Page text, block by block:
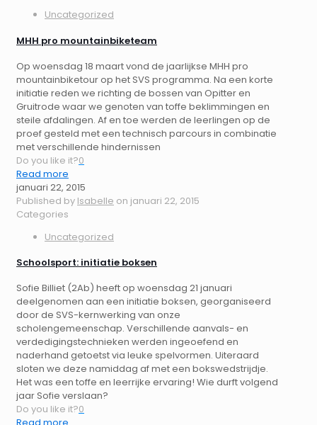
Uncategorized
MHH pro mountainbiketeam
Op woensdag 18 maart vond de jaarlijkse MHH pro
mountainbiketour op het SVS programma. Na een korte
initiatie reden we richting de bossen van Opitter en
Gruitrode waar we genoten van toffe beklimmingen en
steile afdalingen. Af en toe werden de leerlingen op de
proef gesteld met een technisch parcours in combinatie
met verschillende hindernissen
Do you like it?0
Read more
januari 22, 2015
Published by Isabelle on januari 22, 2015
Categories
Uncategorized
Schoolsport: initiatie boksen
Sofie Billiet (2Ab) heeft op woensdag 21 januari
deelgenomen aan een initiatie boksen, georganiseerd
door de SVS-kernwerking van onze
scholengemeenschap. Verschillende aanvals- en
verdedigingstechnieken werden ingeoefend en
naderhand getoetst via leuke spelvormen. Uiteraard
sloten we deze namiddag af met een bokswedstrijdje.
Het was een toffe en leerrijke ervaring! Wie durft volgend
jaar Sofie verslaan?
Do you like it?0